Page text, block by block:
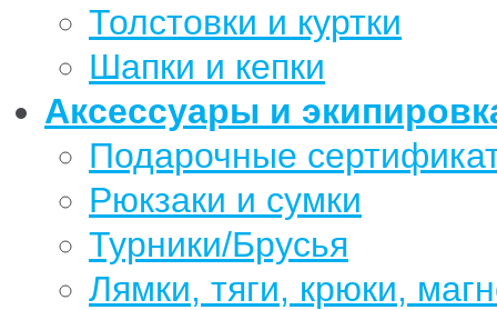
Толстовки и куртки
Шапки и кепки
Аксессуары и
Подарочные
Рюкзаки и сумки
Турники/Брусья
Лямки, тяги, крюки,